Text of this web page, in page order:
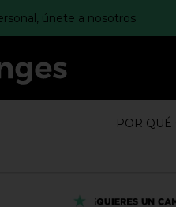
únete a nosotros
POR QUÉ